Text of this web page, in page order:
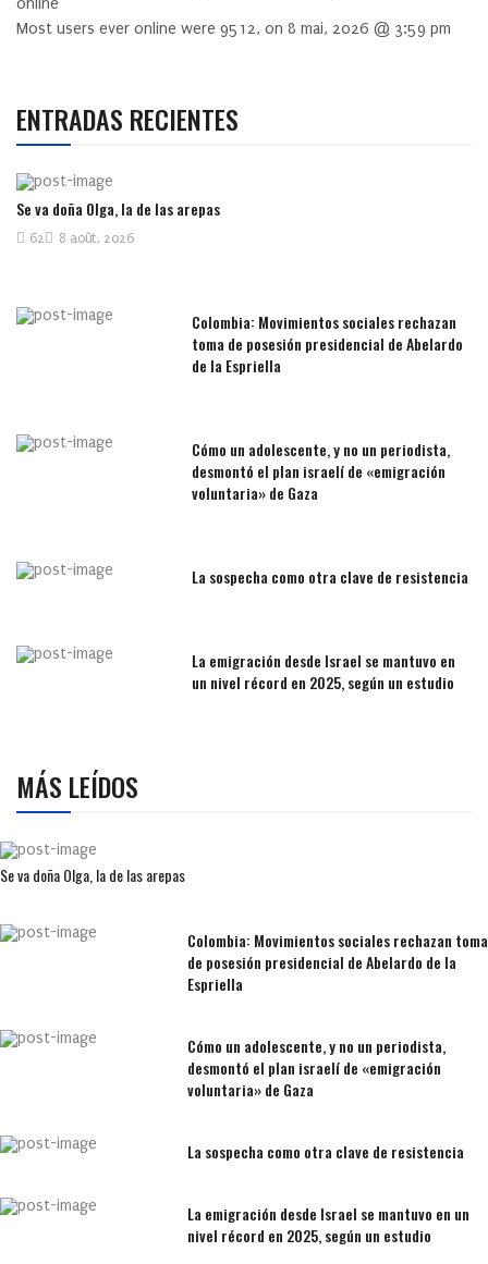
online
Most users ever online were 9512, on 8 mai, 2026 @ 3:59 pm
ENTRADAS RECIENTES
Se va doña Olga, la de las arepas
8 août, 2026
62
Colombia: Movimientos sociales rechazan
toma de posesión presidencial de Abelardo
de la Espriella
Cómo un adolescente, y no un periodista,
desmontó el plan israelí de «emigración
voluntaria» de Gaza
La sospecha como otra clave de resistencia
La emigración desde Israel se mantuvo en
un nivel récord en 2025, según un estudio
MÁS LEÍDOS
Se va doña Olga, la de las arepas
Colombia: Movimientos sociales rechazan toma
de posesión presidencial de Abelardo de la
Espriella
Cómo un adolescente, y no un periodista,
desmontó el plan israelí de «emigración
voluntaria» de Gaza
La sospecha como otra clave de resistencia
La emigración desde Israel se mantuvo en un
nivel récord en 2025, según un estudio